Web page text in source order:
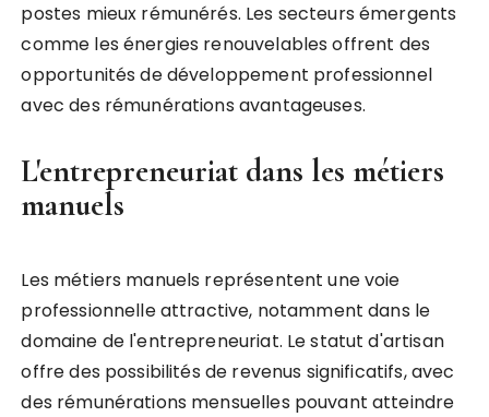
postes mieux rémunérés. Les secteurs émergents
comme les énergies renouvelables offrent des
opportunités de développement professionnel
avec des rémunérations avantageuses.
L'entrepreneuriat dans les métiers
manuels
Les métiers manuels représentent une voie
professionnelle attractive, notamment dans le
domaine de l'entrepreneuriat. Le statut d'artisan
offre des possibilités de revenus significatifs, avec
des rémunérations mensuelles pouvant atteindre